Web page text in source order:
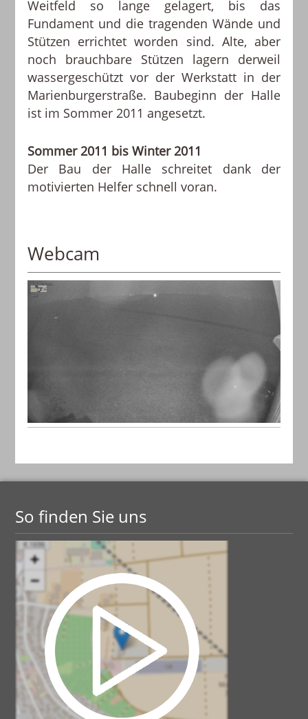
Weitfeld so lange gelagert, bis das
Fundament und die tragenden Wände und
Stützen errichtet worden sind. Alte, aber
noch brauchbare Stützen lagern derweil
wassergeschützt vor der Werkstatt in der
Marienburgerstraße. Baubeginn der Halle
ist im Sommer 2011 angesetzt.
Sommer 2011 bis Winter 2011
Der Bau der Halle schreitet dank der
motivierten Helfer schnell voran.
Webcam
So finden Sie uns